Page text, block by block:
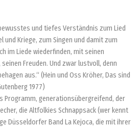
und tiefes Verständnis zum Lied
und Kriege, zum Singen und damit zum
im Liede wiederfinden, mit seinen
Freuden. Und zwar lustvoll, denn
aus.“ (Hein und Oss Kröher, Das sind
1977)
Programm, generationsübergreifend, der
die Altfolkies Schnappsack (wer kennt
Düsseldorfer Band La Kejoca, die mit ihrer